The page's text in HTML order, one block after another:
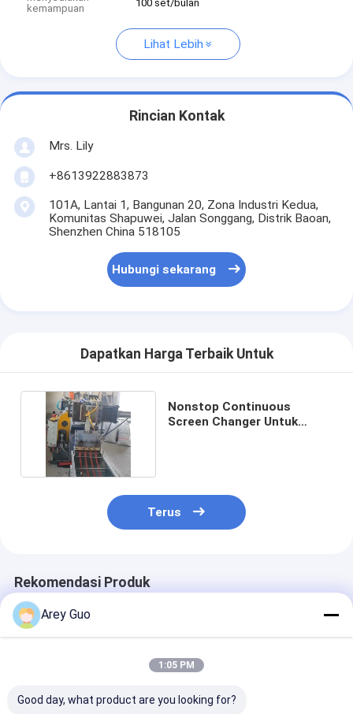
kemampuan
100 set/bulan
Lihat Lebih
Rincian Kontak
Mrs. Lily
+8613922883873
101A, Lantai 1, Bangunan 20, Zona Industri Kedua,
Komunitas Shapuwei, Jalan Songgang, Distrik Baoan,
Shenzhen China 518105
Hubungi sekarang
Dapatkan Harga Terbaik Untuk
Nonstop Continuous
Screen Changer Untuk
Terus
Rekomendasi Produk
Arey Guo
1:05 PM
Good day, what product are you looking for?